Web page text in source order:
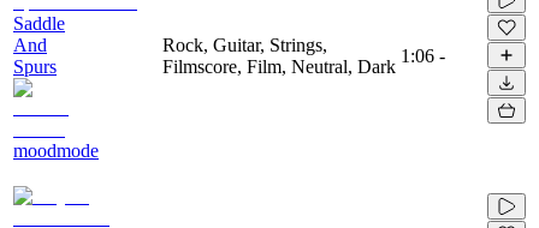
Saddle
And
Spurs
moodmode
Rock, Guitar, Strings,
Filmscore, Film, Neutral, Dark
1:06 -